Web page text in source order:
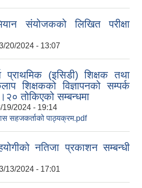
संयोजकको लिखित परीक्षा
20/2024 - 13:07
प्राथमिक (इसिडी) शिक्षक तथा
शिक्षकको विज्ञापनको सम्पर्क
तोकिएको सम्बन्धमा
19/2024 - 19:14
सहजकर्ताको पाठ्यक्रम.pdf
नतिजा प्रकाशन सम्बन्धी
13/2024 - 17:01